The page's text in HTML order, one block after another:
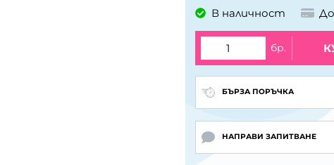
В наличност
бр.
БЪРЗА ПОРЪЧКА
НАПРАВИ ЗАПИТВАНЕ